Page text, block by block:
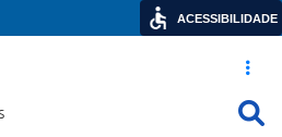
Acesso
ACESSIBILIDADE